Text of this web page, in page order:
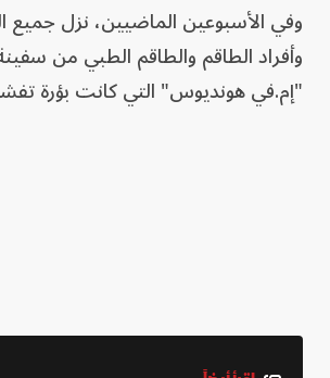
وفي الأسبوعين الماضيين، نزل جميع
وأفراد الطاقم والطاقم الطبي من
"إم.في هونديوس" التي كانت بؤرة